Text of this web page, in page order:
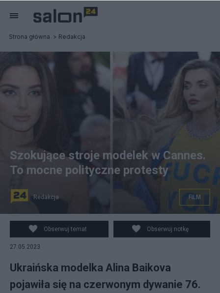
Strona główna Redakcja
Szokujące stroje modelek w Cannes.
To mocne polityczne protesty
Redakcja FILM
Obserwuj temat Obserwuj notkę
27.05.2023
Ukraińska modelka Alina Baikova
pojawiła się na czerwonym dywanie 76.